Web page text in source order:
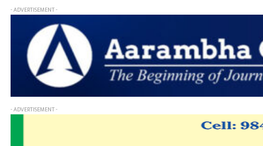
- ADVERTISEMENT -
- ADVERTISEMENT -